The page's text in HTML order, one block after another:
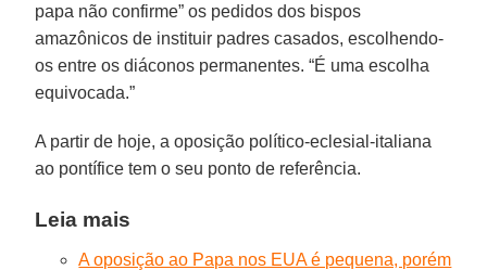
papa não confirme” os pedidos dos bispos
amazônicos de instituir padres casados, escolhendo-
os entre os diáconos permanentes. “É uma escolha
equivocada.”
A partir de hoje, a oposição político-eclesial-italiana
ao pontífice tem o seu ponto de referência.
Leia mais
A oposição ao Papa nos EUA é pequena, porém